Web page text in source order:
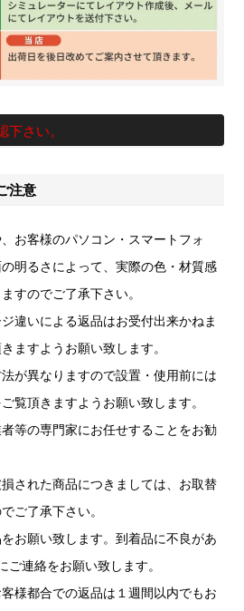
さい。
注意
お客様のパソコン・スマートフォ
明るさによって、実際の色・材質感
すのでご了承下さい。
違いによる返品はお受付出来かねま
ますようお願い致します。
が異なりますので設置・使用前には
覧頂きますようお願い致します。
等の専門家にお任せすることをお勧
された商品につきましては、お取替
ご了承下さい。
お願い致します。到着品に不良があ
ご連絡をお願い致します。
様都合での返品は１週間以内でもお